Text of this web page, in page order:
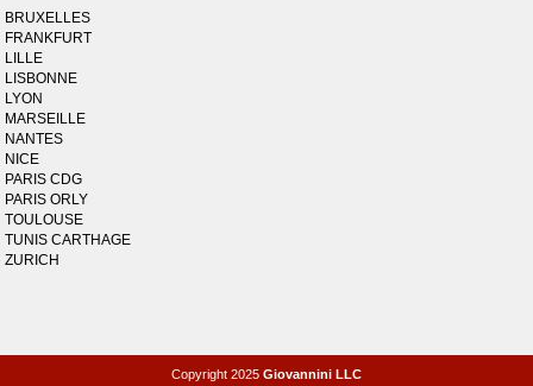
BRUXELLES
FRANKFURT
LILLE
LISBONNE
LYON
MARSEILLE
NANTES
NICE
PARIS CDG
PARIS ORLY
TOULOUSE
TUNIS CARTHAGE
ZURICH
Copyright 2025 Giovannini LLC